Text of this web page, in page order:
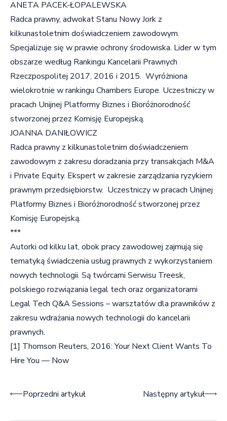
ANETA PACEK-ŁOPALEWSKA
Radca prawny, adwokat Stanu Nowy Jork z
kilkunastoletnim doświadczeniem zawodowym.
Specjalizuje się w prawie ochrony środowiska. Lider w tym
obszarze według Rankingu Kancelarii Prawnych
Rzeczpospolitej 2017, 2016 i 2015. Wyróżniona
wielokrotnie w rankingu Chambers Europe. Uczestniczy w
pracach Unijnej Platformy Biznes i Bioróżnorodność
stworzonej przez Komisję Europejską.
JOANNA DANIŁOWICZ
Radca prawny z kilkunastoletnim doświadczeniem
zawodowym z zakresu doradzania przy transakcjach M&A
i Private Equity. Ekspert w zakresie zarządzania ryzykiem
prawnym przedsiębiorstw. Uczestniczy w pracach Unijnej
Platformy Biznes i Bioróżnorodność stworzonej przez
Komisję Europejską.
***
Autorki od kilku lat, obok pracy zawodowej zajmują się
tematyką świadczenia usług prawnych z wykorzystaniem
nowych technologii. Są twórcami Serwisu Treesk,
polskiego rozwiązania legal tech oraz organizatorami
Legal Tech Q&A Sessions – warsztatów dla prawników z
zakresu wdrażania nowych technologii do kancelarii
prawnych.
[1] Thomson Reuters, 2016: Your Next Client Wants To
Hire You — Now
Nawigacja wpisu
Poprzedni artykuł Następny artykuł